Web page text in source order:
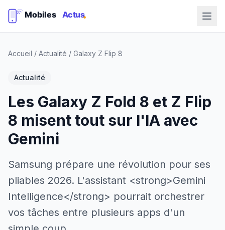
Accueil / Actualité / Galaxy Z Flip 8
Actualité
Les Galaxy Z Fold 8 et Z Flip
8 misent tout sur l'IA avec
Gemini
Samsung prépare une révolution pour ses
pliables 2026. L'assistant <strong>Gemini
Intelligence</strong> pourrait orchestrer
vos tâches entre plusieurs apps d'un